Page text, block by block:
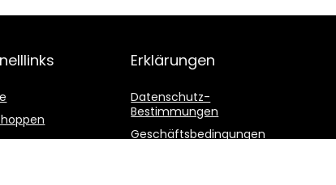
Erklärungen
Datenschutz-
Bestimmungen
Geschäftsbedingungen